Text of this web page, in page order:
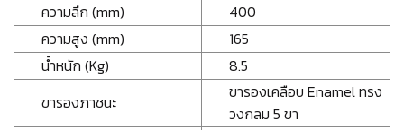
ความลึก (mm)
400
ความสูง (mm)
165
น้ำหนัก (Kg)
8.5
ขารองภาชนะ
ขารองเคลือบ Enamel ทรง
วงกลม 5 ขา